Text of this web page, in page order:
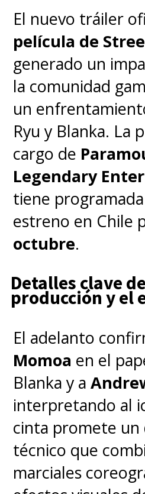
Aunque el
neoyorquino es
la primera
que lleva los
Woodsboro, ya
trasladó la
universidad de
tuvo lugar en
My next stop,
#Scream6
— Scream (@ScreamMovies)
El nuevo tráiler
película de
generado un
la comunidad
un
Ryu y Blanka. La
cargo de
Legendary
tiene
estreno en Chile
octubre.
Detalles clave
producción y el
El adelanto
Momoa en el
Blanka y a
interpretando al
cinta promete un
técnico que
marciales